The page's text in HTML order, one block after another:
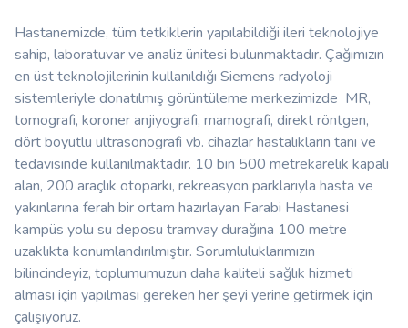
Hastanemizde, tüm tetkiklerin yapılabildiği ileri teknolojiye
sahip, laboratuvar ve analiz ünitesi bulunmaktadır. Çağımızın
en üst teknolojilerinin kullanıldığı Siemens radyoloji
sistemleriyle donatılmış görüntüleme merkezimizde MR,
tomografi, koroner anjiyografi, mamografi, direkt röntgen,
dört boyutlu ultrasonografi vb. cihazlar hastalıkların tanı ve
tedavisinde kullanılmaktadır. 10 bin 500 metrekarelik kapalı
alan, 200 araçlık otoparkı, rekreasyon parklarıyla hasta ve
yakınlarına ferah bir ortam hazırlayan Farabi Hastanesi
kampüs yolu su deposu tramvay durağına 100 metre
uzaklıkta konumlandırılmıştır. Sorumluluklarımızın
bilincindeyiz, toplumumuzun daha kaliteli sağlık hizmeti
alması için yapılması gereken her şeyi yerine getirmek için
çalışıyoruz.